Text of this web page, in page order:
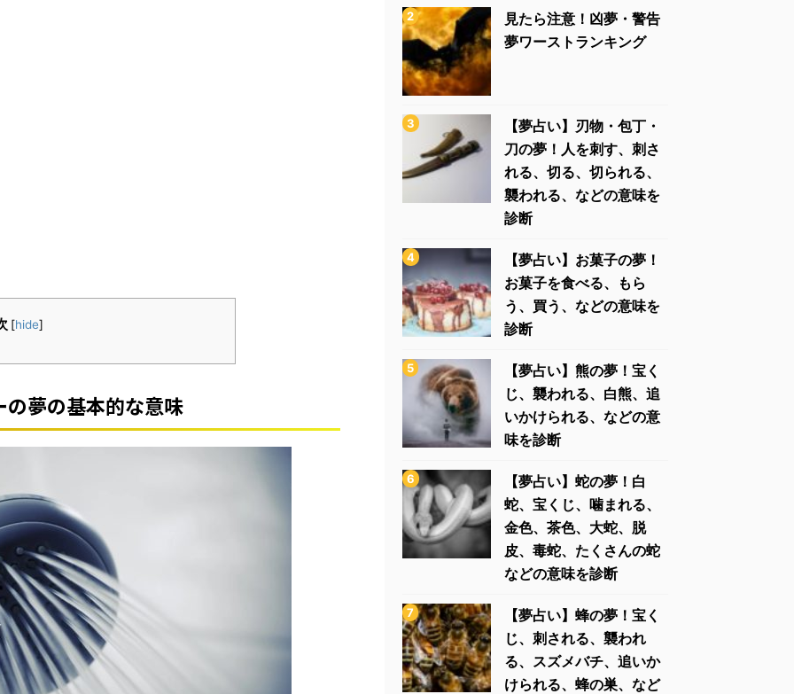
[hide]
の夢の基本的な意味
見たら注意！凶夢・警告
夢ワーストランキング
【夢占い】刃物・包丁・
刀の夢！人を刺す、刺さ
れる、切る、切られる、
襲われる、などの意味を
診断
【夢占い】お菓子の夢！
お菓子を食べる、もら
う、買う、などの意味を
診断
【夢占い】熊の夢！宝く
じ、襲われる、白熊、追
いかけられる、などの意
味を診断
【夢占い】蛇の夢！白
蛇、宝くじ、噛まれる、
金色、茶色、大蛇、脱
皮、毒蛇、たくさんの蛇
などの意味を診断
【夢占い】蜂の夢！宝く
じ、刺される、襲われ
る、スズメバチ、追いか
けられる、蜂の巣、など